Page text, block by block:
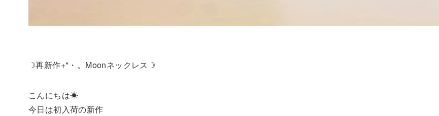
☽再新作+*・。Moonネックレス☽
こんにちは☀
今日は初入荷の新作